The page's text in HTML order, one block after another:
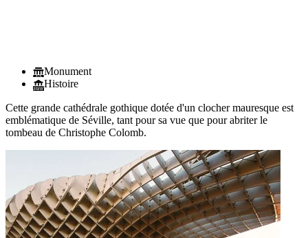
Monument
Histoire
Cette grande cathédrale gothique dotée d'un clocher mauresque est
emblématique de Séville, tant pour sa vue que pour abriter le
tombeau de Christophe Colomb.